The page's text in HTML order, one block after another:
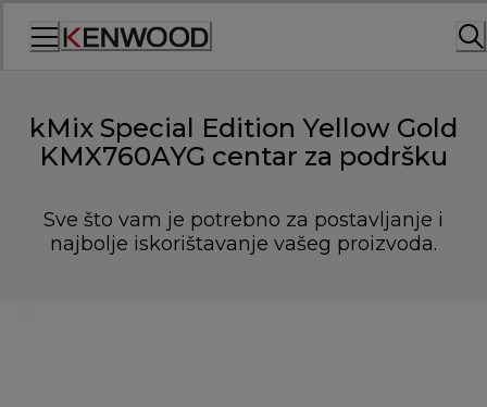
kMix Special Edition Yellow Gold
KMX760AYG centar za podršku
Sve što vam je potrebno za postavljanje i
najbolje iskorištavanje vašeg proizvoda.